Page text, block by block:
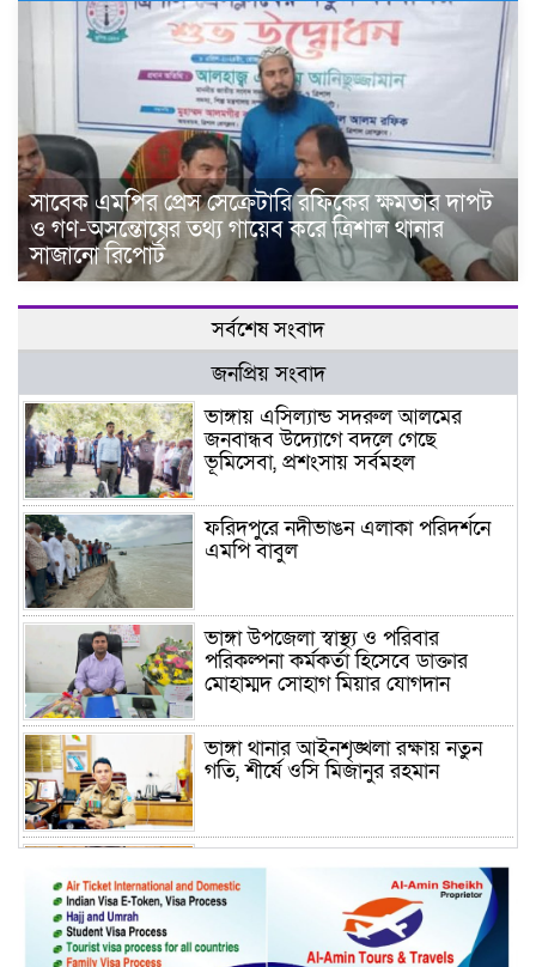
সাবেক এমপির প্রেস সেক্রেটারি রফিকের ক্ষমতার দাপট
ও গণ-অসন্তোষের তথ্য গায়েব করে ত্রিশাল থানার
সাজানো রিপোর্ট
সর্বশেষ সংবাদ
জনপ্রিয় সংবাদ
ভাঙ্গায় এসিল্যান্ড সদরুল আলমের
জনবান্ধব উদ্যোগে বদলে গেছে
ভূমিসেবা, প্রশংসায় সর্বমহল
ফরিদপুরে নদীভাঙন এলাকা পরিদর্শনে
এমপি বাবুল
ভাঙ্গা উপজেলা স্বাস্থ্য ও পরিবার
পরিকল্পনা কর্মকর্তা হিসেবে ডাক্তার
মোহাম্মদ সোহাগ মিয়ার যোগদান
ভাঙ্গা থানার আইনশৃঙ্খলা রক্ষায় নতুন
গতি, শীর্ষে ওসি মিজানুর রহমান
ময়মনসিংহের অতিরিক্ত জেলা প্রশাসক
(রাজস্ব) আজিম উদ্দিন ভূমি মন্ত্রণালয়ে
পদায়ন